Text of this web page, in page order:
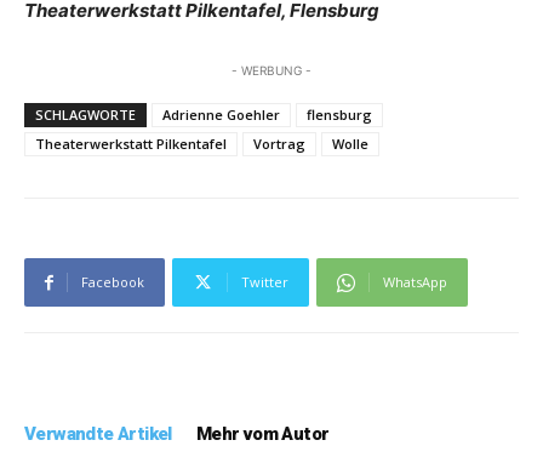
Theaterwerkstatt Pilkentafel, Flensburg
- WERBUNG -
SCHLAGWORTE Adrienne Goehler
flensburg
Theaterwerkstatt Pilkentafel
Vortrag Wolle
Facebook Twitter WhatsApp
Verwandte Artikel Mehr vom Autor